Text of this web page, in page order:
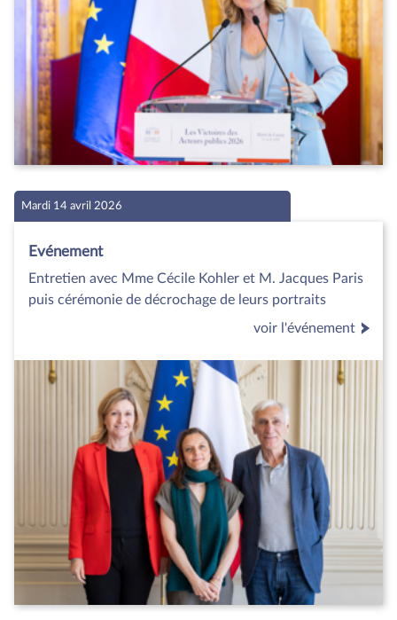
Mardi 14 avril 2026
Evénement
Entretien avec Mme Cécile Kohler et M. Jacques Paris
puis cérémonie de décrochage de leurs portraits
voir l'événement